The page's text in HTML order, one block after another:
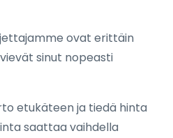
ovat erittäin
sinut nopeasti
etukäteen ja tiedä hinta
saattaa vaihdella